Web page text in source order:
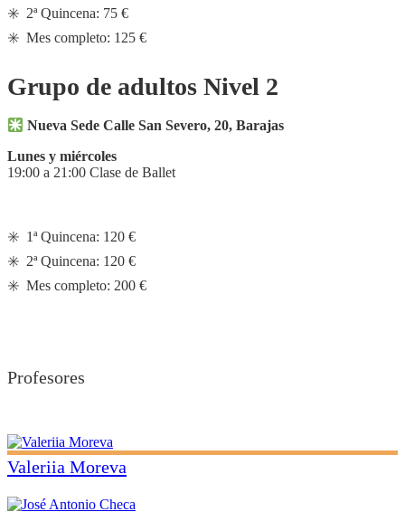
✳️ 2ª Quincena: 75 €
✳️ Mes completo: 125 €
Grupo de adultos Nivel 2
Nueva Sede Calle San Severo, 20, Barajas
Lunes y miércoles
19:00 a 21:00 Clase de Ballet
✳️ 1ª Quincena: 120 €
✳️ 2ª Quincena: 120 €
✳️ Mes completo: 200 €
Profesores
Valeriia Moreva